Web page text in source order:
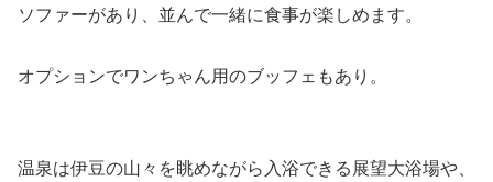
ソファーがあり、並んで一緒に食事が楽しめます。
オプションでワンちゃん用のブッフェもあり。
温泉は伊豆の山々を眺めながら入浴できる展望大浴場や、